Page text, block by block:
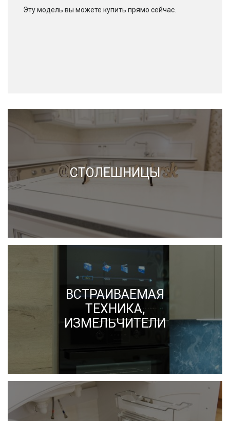
Эту модель вы можете купить прямо сейчас.
СТОЛЕШНИЦЫ
ВСТРАИВАЕМАЯ
ТЕХНИКА,
ИЗМЕЛЬЧИТЕЛИ